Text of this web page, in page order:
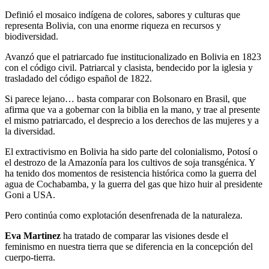
Definió el mosaico indígena de colores, sabores y culturas que
representa Bolivia, con una enorme riqueza en recursos y
biodiversidad.
Avanzó que el patriarcado fue institucionalizado en Bolivia en 1823
con el código civil. Patriarcal y clasista, bendecido por la iglesia y
trasladado del código español de 1822.
Si parece lejano… basta comparar con Bolsonaro en Brasil, que
afirma que va a gobernar con la biblia en la mano, y trae al presente
el mismo patriarcado, el desprecio a los derechos de las mujeres y a
la diversidad.
El extractivismo en Bolivia ha sido parte del colonialismo, Potosí o
el destrozo de la Amazonía para los cultivos de soja transgénica. Y
ha tenido dos momentos de resistencia histórica como la guerra del
agua de Cochabamba, y la guerra del gas que hizo huir al presidente
Goni a USA.
Pero continúa como explotación desenfrenada de la naturaleza.
Eva Martinez ha tratado de comparar las visiones desde el
feminismo en nuestra tierra que se diferencia en la concepción del
cuerpo-tierra.